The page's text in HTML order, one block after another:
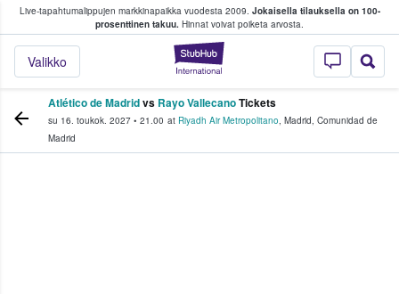
Live-tapahtumalippujen markkinapaikka vuodesta 2009. Jokaisella tilauksella on 100-
prosenttinen takuu. Hinnat voivat poiketa arvosta.
StubHub -
Valikko
fanit ostavat ja myyvät lippuja
Atlético de Madridvs Rayo VallecanoTickets
su 16. toukok. 2027 • 21.00 at Riyadh Air Metropolitano, Madrid, Comunidad de
Madrid